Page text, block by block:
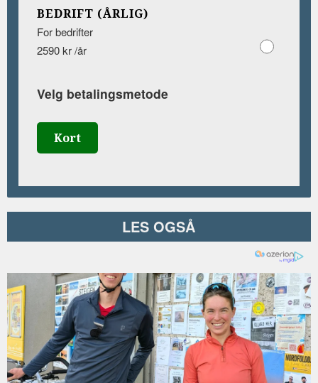
BEDRIFT (ÅRLIG)
For bedrifter
2590 kr /år
Velg betalingsmetode
Kort
LES OGSÅ